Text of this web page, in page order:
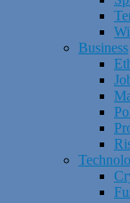
Business